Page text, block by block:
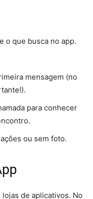
o que busca no app.
mensagem (no
para conhecer
ou sem foto.
de aplicativos. No